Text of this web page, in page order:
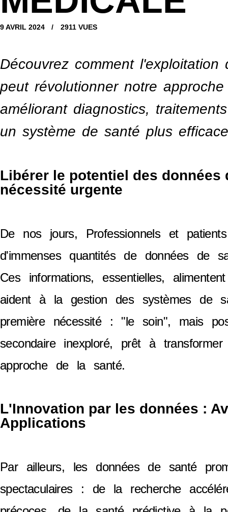
9 AVRIL 2024 2911 VUES
Découvrez comment
peut révolutionner notre
améliorant diagnostics,
un système de santé plus
Libérer le potentiel des données
nécessité urgente
De nos jours, Professionnels et
d'immenses quantités de données de
Ces informations, essentielles,
aident à la gestion des systèmes de
première nécessité : "le soin", mais
secondaire inexploré, prêt à transformer
approche de la santé.
L'Innovation par les données :
Applications
Par ailleurs, les données de santé
spectaculaires : de la recherche